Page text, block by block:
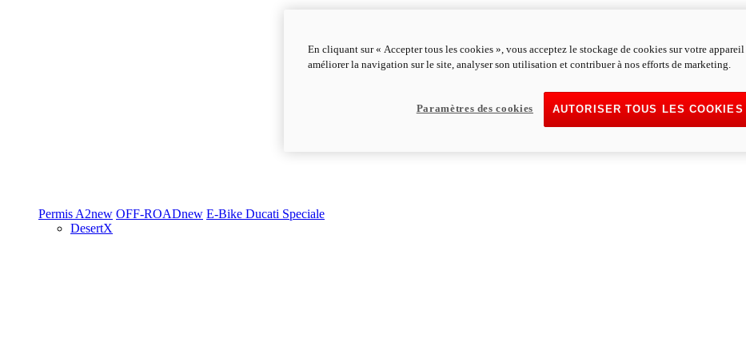
Permis A2new OFF-ROADnew E-Bike Ducati Speciale
DesertX
En cliquant sur « Accepter tous les cookies », vous acceptez le stockage de cookies sur votre
améliorer la navigation sur le site, analyser son utilisation et contribuer à nos efforts de marketing.
AUTORISER TOUS LES COOKIES
Paramètres des cookies